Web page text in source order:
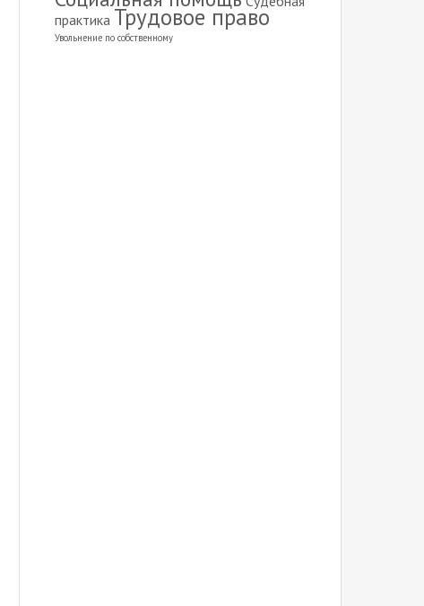
практика Трудовое право
Увольнение по собственному